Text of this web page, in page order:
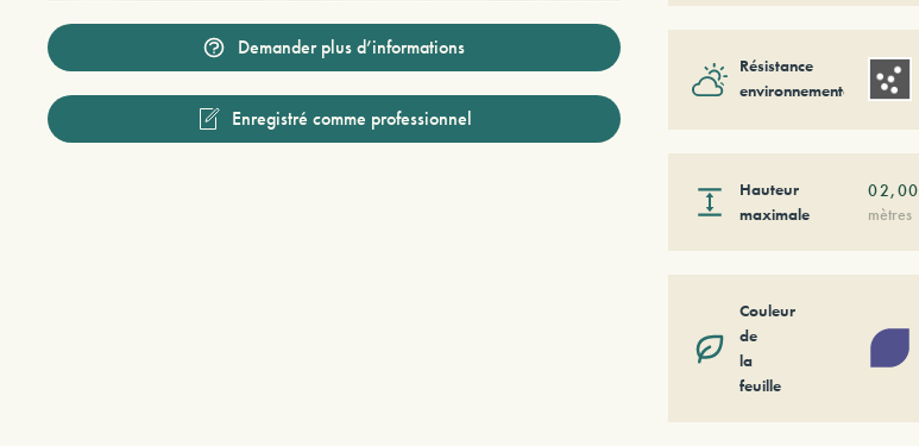
Demander plus d’informations
Enregistré comme professionnel
Résistance
environnementale
Hauteur
maximale
02,00
mètres
Couleur
de
la
feuille